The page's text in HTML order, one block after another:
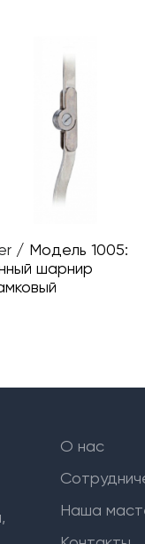
/ Модель 1005:
шарнир
О нас
Наша